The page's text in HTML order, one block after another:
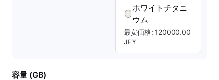
ホワイトチタニ
ウム
最安価格: 120000.00
JPY
容量 (GB)